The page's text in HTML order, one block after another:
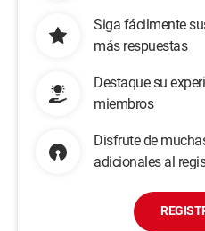
Siga fácilmente
más respuestas
Destaque su
miembros
Disfrute de
adicionales al